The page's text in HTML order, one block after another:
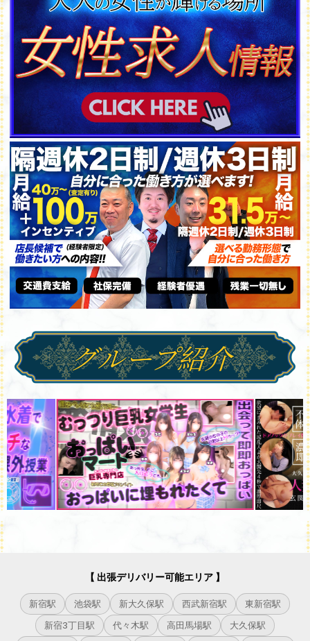
【 出張デリバリー可能エリア 】
新宿駅 池袋駅 新大久保駅 西武新宿駅
東新宿駅
新宿3丁目駅
代々木駅 高田馬場駅 大久保駅